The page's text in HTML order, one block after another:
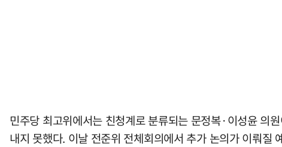
민주당 최고위에서는 친청계로 분류되는 문정복·이성윤 의
내지 못했다. 이날 전준위 전체회의에서 추가 논의가 이뤄질